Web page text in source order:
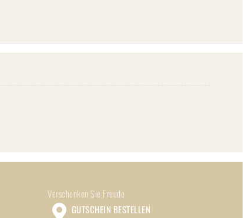
Verschenken Sie Freude
GUTSCHEIN BESTELLEN